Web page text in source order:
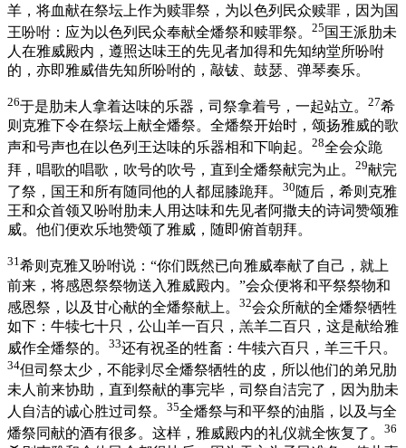
羊，将血献在祭坛上作为赎罪祭，为以色列民众赎罪，因为国
王吩咐：应为以色列民众奉献全燔祭和赎罪祭。 25 国王派肋未
人在雅威殿内，遵照达味王的先见者加得和先知纳堂所吩咐
的，亦即雅威借先知所吩咐的，敲钹、鼓瑟、弹琴奏乐。
26于是肋未人拿着达味的乐器，司祭拿着号，一起站立。 27希
则克雅下令在祭坛上献全燔祭。全燔祭开始时，颂扬雅威的歌
声和号声也在以色列王达味的乐器相和下响起。 28全会众跪
拜，唱歌的唱歌，吹号的吹号，直到全燔祭献完为止。 29献完
了祭，国王和所有随同他的人都屈膝跪拜。 30 随后，希则克雅
王和众首领又吩咐肋未人用达味和先见者阿撒夫的诗词赞颂雅
威。他们便欢乐地赞颂了雅威，随即俯首朝拜。
31希则克雅又吩咐说：“你们既然已向雅威奉献了自己，就上
前来，将感恩祭祭物送入雅威殿内。”会众便将和平祭祭物和
感恩祭，以及甘心献的全燔祭献上。 32会众所献的全燔祭牺牲
如下：牛犊七十只，公山羊一百只，羔羊二百只，这是献给雅
威作全燔祭的。 33还有祝圣的牲畜：牛犊六百只，羊三千只。
34但司祭太少，不能剥尽全燔祭牺牲的皮，所以他们的弟兄肋
未人前来协助，直到祭献的事完毕，司祭自洁完了，因为肋未
人自洁的诚心胜过司祭。 35全燔祭与和平祭的油脂，以及与全
燔祭同献的酒有很多。这样，雅威殿内的礼仪就全恢复了。 36